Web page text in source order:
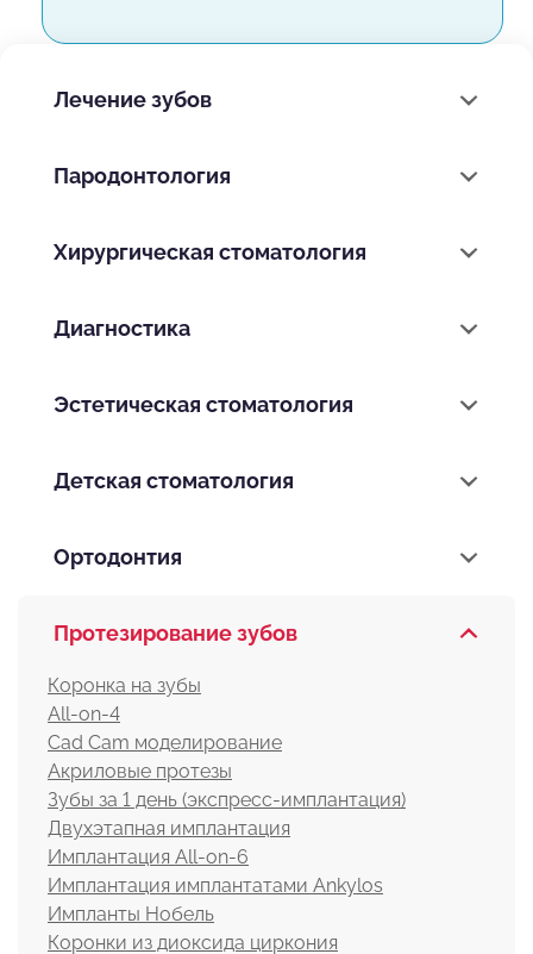
Лечение зубов
Пародонтология
Хирургическая стоматология
Диагностика
Эстетическая стоматология
Детская стоматология
Ортодонтия
Протезирование зубов
Коронка на зубы
All-on-4
Cad Cam моделирование
Акриловые протезы
Зубы за 1 день (экспресс-имплантация)
Двухэтапная имплантация
Имплантация All-on-6
Имплантация имплантатами Ankylos
Импланты Нобель
Коронки из диоксида циркония